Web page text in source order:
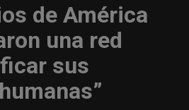
de América
una red
sus